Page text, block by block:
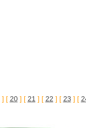
] [ 20] [ 21 ] [ 22 ] [ 23 ] [